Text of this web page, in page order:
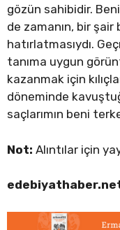
gözün sahibidir.
de zamanın, bir
hatırlatmasıydı.
tanıma uygun
kazanmak için
döneminde
saçlarımın beni
Not: Alıntılar için